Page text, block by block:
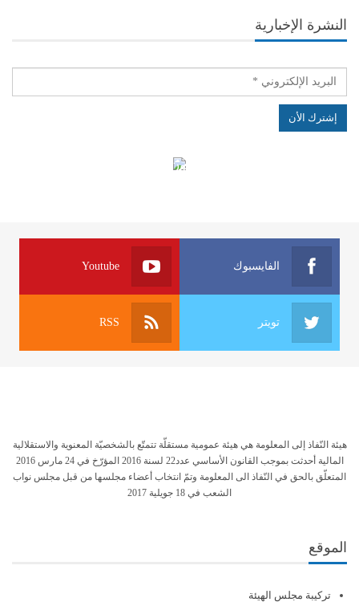
النشرة الإخبارية
الهياكل الخاضعة لقانون النفاذ إلى المعلومة
الفايسبوك Youtube
تويتر RSS
هيئة النّفاذ إلى المعلومة هي هيئة عمومية مستقلّة تتمتّع بالشخصيّة المعنوية والاستقلالية
المالية أحدثت بموجب القانون الأساسي عدد22 لسنة 2016 المؤرّخ في 24 مارس 2016
المتعلّق بالحق في النّفاذ الى المعلومة وتمّ انتخاب أعضاء مجلسها من قبل مجلس نواب
الشعب في 18 جويلية 2017
الموقع
تركيبة مجلس الهيئة